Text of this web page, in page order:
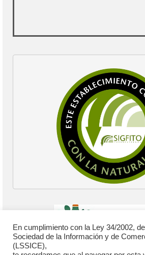
En cumplimiento con la Ley 34/2002,
Sociedad de la Información y de
(LSSICE),